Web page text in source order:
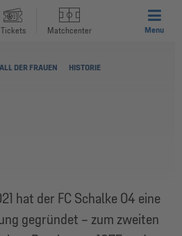
Tickets Matchcenter Menu
DER FRAUEN HISTORIE
hat der FC Schalke 04 eine
gegründet – zum zweiten